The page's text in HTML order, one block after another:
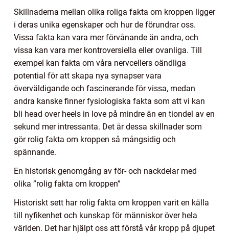
Skillnaderna mellan olika roliga fakta om kroppen ligger
i deras unika egenskaper och hur de förundrar oss.
Vissa fakta kan vara mer förvånande än andra, och
vissa kan vara mer kontroversiella eller ovanliga. Till
exempel kan fakta om våra nervcellers oändliga
potential för att skapa nya synapser vara
överväldigande och fascinerande för vissa, medan
andra kanske finner fysiologiska fakta som att vi kan
bli head over heels in love på mindre än en tiondel av en
sekund mer intressanta. Det är dessa skillnader som
gör rolig fakta om kroppen så mångsidig och
spännande.
En historisk genomgång av för- och nackdelar med
olika ”rolig fakta om kroppen”
Historiskt sett har rolig fakta om kroppen varit en källa
till nyfikenhet och kunskap för människor över hela
världen. Det har hjälpt oss att förstå vår kropp på djupet